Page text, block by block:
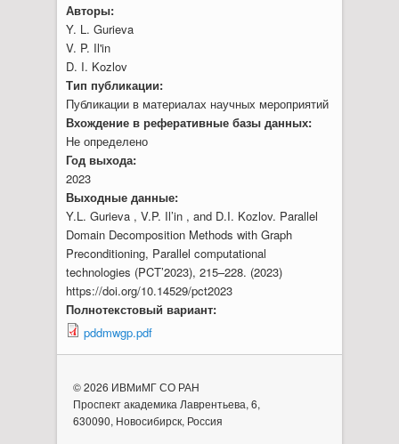
Авторы:
Y. L. Gurieva
V. P. Il'in
D. I. Kozlov
Тип публикации:
Публикации в материалах научных мероприятий
Вхождение в реферативные базы данных:
Не определено
Год выхода:
2023
Выходные данные:
Y.L. Gurieva , V.P. Il’in , and D.I. Kozlov. Parallel
Domain Decomposition Methods with Graph
Preconditioning, Parallel computational
technologies (PCT’2023), 215–228. (2023)
https://doi.org/10.14529/pct2023
Полнотекстовый вариант:
pddmwgp.pdf
© 2026 ИВМиМГ СО РАН
Проспект академика Лаврентьева, 6,
630090, Новосибирск, Россия